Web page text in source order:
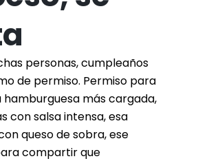
personas, cumpleaños
de permiso. Permiso para
hamburguesa más cargada,
con salsa intensa, esa
queso de sobra, ese
compartir que